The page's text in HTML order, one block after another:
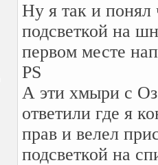
Ну я так и понял
подсветкой на
первом месте
PS
А эти хмыри с
ответили где я
прав и велел
подсветкой на